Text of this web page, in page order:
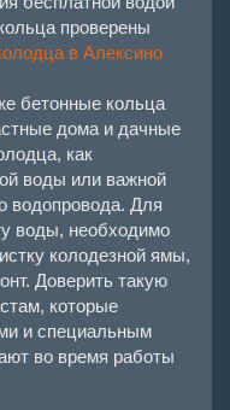
проверены
бетонные кольца
дома и дачные
как
воды или важной
водопровода. Для
воды, необходимо
колодезной ямы,
Доверить такую
которые
и специальным
во время работы